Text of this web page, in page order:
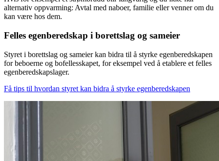
alternativ oppvarming: Avtal med naboer, familie eller venner om du
kan være hos dem.
Felles egenberedskap i borettslag og sameier
Styret i borettslag og sameier kan bidra til å styrke egenberedskapen
for beboerne og bofellesskapet, for eksempel ved å etablere et felles
egenberedskapslager.
Få tips til hvordan styret kan bidra å styrke egenberedskapen